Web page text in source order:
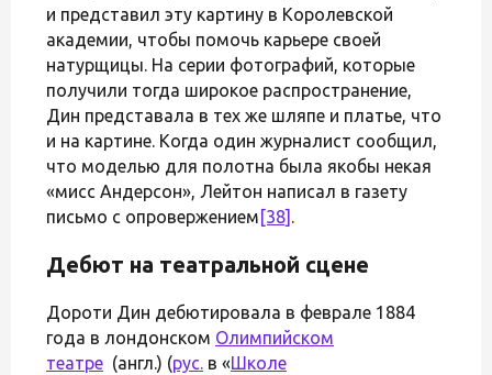
и представил эту картину в Королевской
академии, чтобы помочь карьере своей
натурщицы. На серии фотографий, которые
получили тогда широкое распространение,
Дин представала в тех же шляпе и платье, что
и на картине. Когда один журналист сообщил,
что моделью для полотна была якобы некая
«мисс Андерсон», Лейтон написал в газету
письмо с опровержением [38] .
Дебют на театральной сцене
Дороти Дин дебютировала в феврале 1884
года в лондонском Олимпийском
театре (англ.) (рус. в «Школе